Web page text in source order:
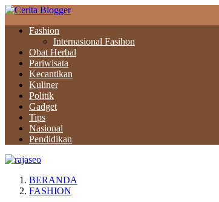
Fashion
Internasional Fasihon
Obat Herbal
Pariwisata
Kecantikan
Kuliner
Politik
Gadget
Tips
Nasional
Pendidikan
BERANDA
FASHION